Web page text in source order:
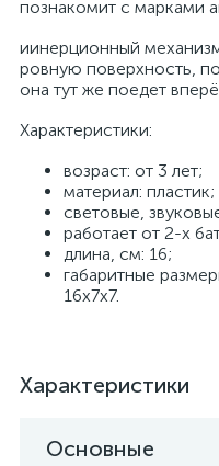
познакомит с марками
иинерционный
ровную поверхность,
она тут же поедет
Характеристики:
возраст: от 3 лет;
материал: пластик;
световые,
работает от 2-х
длина, см: 16;
габаритные
16x7x7.
Характеристики
Основные